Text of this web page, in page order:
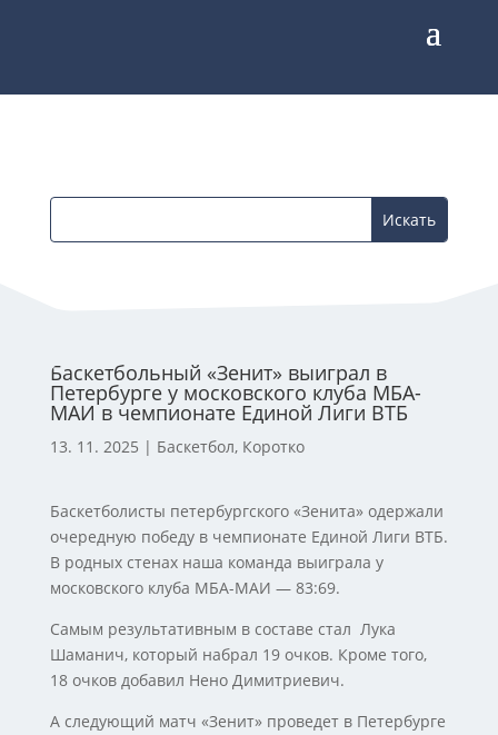
Баскетбольный «Зенит» выиграл в
Петербурге у московского клуба МБА-
МАИ в чемпионате Единой Лиги ВТБ
13. 11. 2025 | Баскетбол, Коротко
Баскетболисты петербургского «Зенита» одержали
очередную победу в чемпионате Единой Лиги ВТБ.
В родных стенах наша команда выиграла у
московского клуба МБА-МАИ — 83:69.
Самым результативным в составе стал Лука
Шаманич, который набрал 19 очков. Кроме того,
18 очков добавил Нено Димитриевич.
А следующий матч «Зенит» проведет в Петербурге